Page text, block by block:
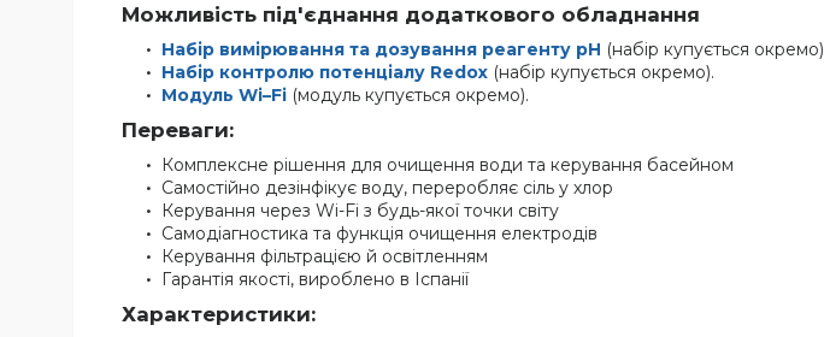
Можливість під'єднання додаткового обладнання
Набір вимірювання та дозування реагенту pH (набір купується окремо)
Набір контролю потенціалу Redox (набір купується окремо).
Модуль Wi–Fi (модуль купується окремо).
Переваги:
Комплексне рішення для очищення води та керування басейном
Самостійно дезінфікує воду, переробляє сіль у хлор
Керування через Wi-Fi з будь-якої точки світу
Самодіагностика та функція очищення електродів
Керування фільтрацією й освітленням
Гарантія якості, вироблено в Іспанії
Характеристики: